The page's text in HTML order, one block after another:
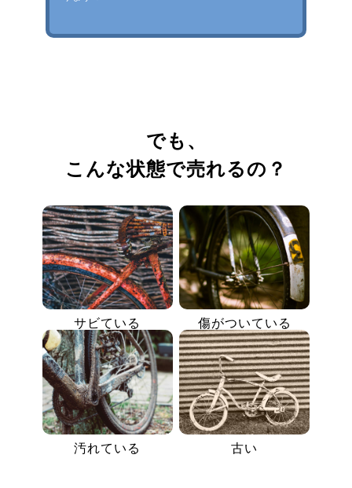
でも、
こんな状態で売れるの？
サビている 傷がついている
汚れている 古い